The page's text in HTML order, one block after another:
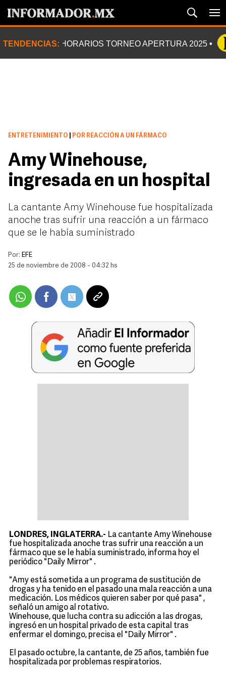
TENDENCIAS: HORARIOS TORNEO APERTURA 2025
ENTRETENIMIENTO POR REACCIÓN A UN FÁRMACO
Amy Winehouse,
ingresada en un hospital
La cantante Amy Winehouse fue hospitalizada
anoche tras sufrir una reacción a un fármaco
que se le había suministrado
Por: EFE
25 de noviembre de 2008 - 04:32 hs
LONDRES, INGLATERRA.- La cantante Amy Winehouse
fue hospitalizada anoche tras sufrir una reacción a un
fármaco que se le había suministrado, informa hoy el
periódico "Daily Mirror" .
"Amy está sometida a un programa de sustitución de
drogas y ha tenido en el pasado una mala reacción a una
medicación. Los médicos quieren saber por qué pasa" ,
señaló un amigo al rotativo.
Winehouse, que lucha contra su adicción a las drogas,
ingresó en un hospital privado de esta capital tras
enfermar el domingo, precisa el "Daily Mirror" .
El pasado octubre, la cantante, de 25 años, también fue
hospitalizada por problemas respiratorios.